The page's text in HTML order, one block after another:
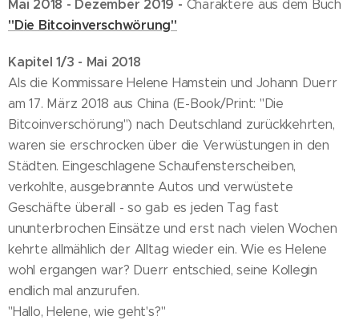
Mai 2018 - Dezember 2019 - Charaktere aus dem Buch
"Die Bitcoinverschwörung"
Kapitel 1/3 - Mai 2018
Als die Kommissare Helene Hamstein und Johann Duerr
am 17. März 2018 aus China (E-Book/Print: "Die
Bitcoinverschörung") nach Deutschland zurückkehrten,
waren sie erschrocken über die Verwüstungen in den
Städten. Eingeschlagene Schaufensterscheiben,
verkohlte, ausgebrannte Autos und verwüstete
Geschäfte überall - so gab es jeden Tag fast
ununterbrochen Einsätze und erst nach vielen Wochen
kehrte allmählich der Alltag wieder ein. Wie es Helene
wohl ergangen war? Duerr entschied, seine Kollegin
endlich mal anzurufen.
"Hallo, Helene, wie geht's?"